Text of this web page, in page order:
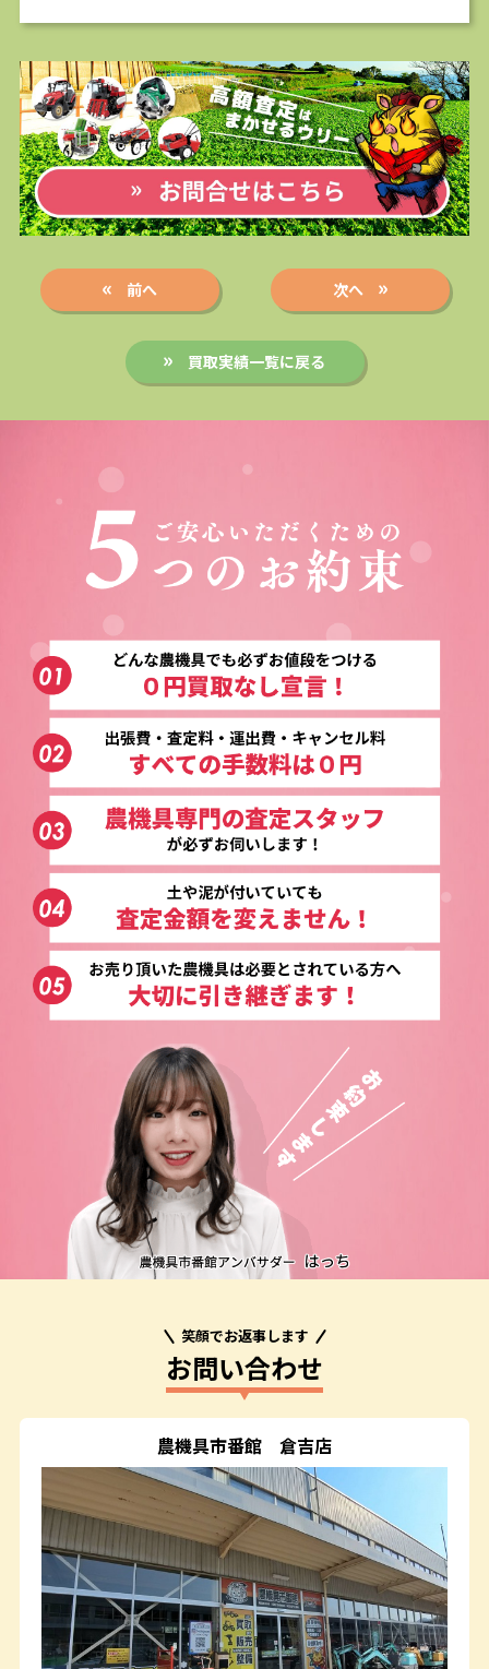
前へ 次へ
買取実績一覧に戻る
笑顔でお返事します
お問い合わせ
農機具市番館 倉吉店